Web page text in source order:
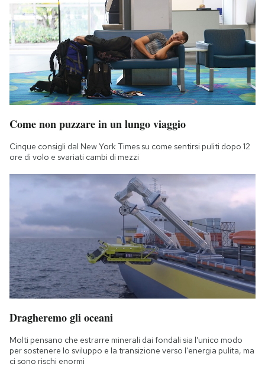
SHOP
CALENDARIO
AREA PERSONALE
Area Personale
Notifiche mobile
Hai bisogno di aiuto?
Come non puzzare in un lungo viaggio
Cinque consigli dal New York Times su come sentirsi puliti dopo 12
ore di volo e svariati cambi di mezzi
Dragheremo gli oceani
Molti pensano che estrarre minerali dai fondali sia l'unico modo
per sostenere lo sviluppo e la transizione verso l'energia pulita, ma
ci sono rischi enormi